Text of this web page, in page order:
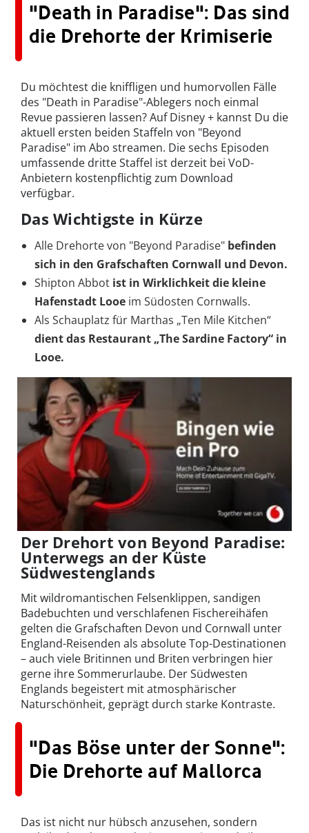
"Death in Paradise": Das sind
die Drehorte der Krimiserie
Du möchtest die kniffligen und humorvollen Fälle
des "Death in Paradise"-Ablegers noch einmal
Revue passieren lassen? Auf Disney + kannst Du die
aktuell ersten beiden Staffeln von "Beyond
Paradise" im Abo streamen. Die sechs Episoden
umfassende dritte Staffel ist derzeit bei VoD-
Anbietern kostenpflichtig zum Download
verfügbar.
Das Wichtigste in Kürze
Alle Drehorte von "Beyond Paradise" befinden
sich in den Grafschaften Cornwall und Devon.
Shipton Abbot ist in Wirklichkeit die kleine
Hafenstadt Looe im Südosten Cornwalls.
Als Schauplatz für Marthas „Ten Mile Kitchen“
dient das Restaurant „The Sardine Factory“ in
Looe.
Der Drehort von Beyond Paradise:
Unterwegs an der Küste
Südwestenglands
Mit wildromantischen Felsenklippen, sandigen
Badebuchten und verschlafenen Fischereihäfen
gelten die Grafschaften Devon und Cornwall unter
England-Reisenden als absolute Top-Destinationen
– auch viele Britinnen und Briten verbringen hier
gerne ihre Sommerurlaube. Der Südwesten
Englands begeistert mit atmosphärischer
Naturschönheit, geprägt durch starke Kontraste.
"Das Böse unter der Sonne":
Die Drehorte auf Mallorca
Das ist nicht nur hübsch anzusehen, sondern